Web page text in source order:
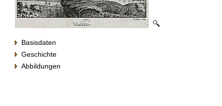
Basisdaten
Geschichte
Abbildungen